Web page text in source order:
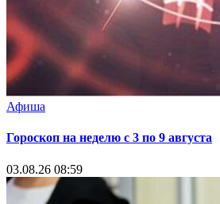
Афиша
Гороскоп на неделю с 3 по 9 августа
03.08.26 08:59